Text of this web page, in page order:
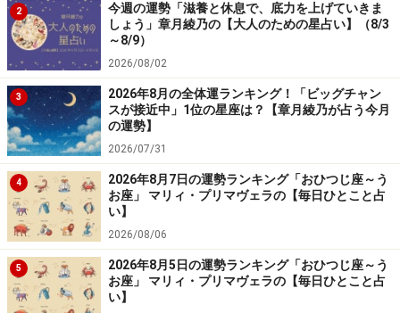
2
今週の運勢「滋養と休息で、底力を上げていきま
しょう」章月綾乃の【大人のための星占い】（8/3
～8/9）
2026/08/02
3
2026年8月の全体運ランキング！「ビッグチャン
スが接近中」1位の星座は？【章月綾乃が占う今月
の運勢】
2026/07/31
4
2026年8月7日の運勢ランキング「おひつじ座～う
お座」 マリィ・プリマヴェラの【毎日ひとこと占
い】
2026/08/06
5
2026年8月5日の運勢ランキング「おひつじ座～う
お座」 マリィ・プリマヴェラの【毎日ひとこと占
い】